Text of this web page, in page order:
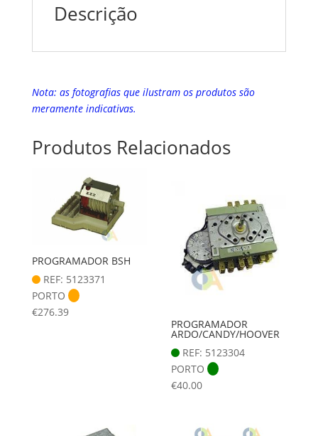
Descrição
Nota: as fotografias que ilustram os produtos são
meramente indicativas.
Produtos Relacionados
PROGRAMADOR BSH
REF: 5123371
PORTO
€276.39
PROGRAMADOR
ARDO/CANDY/HOOVER
REF: 5123304
PORTO
€40.00